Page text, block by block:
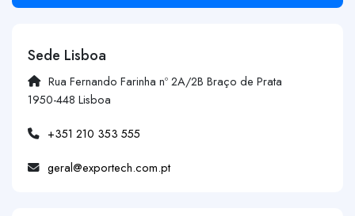
Sede Lisboa
Rua Fernando Farinha nº 2A/2B Braço de Prata
1950-448 Lisboa
+351 210 353 555
geral@exportech.com.pt